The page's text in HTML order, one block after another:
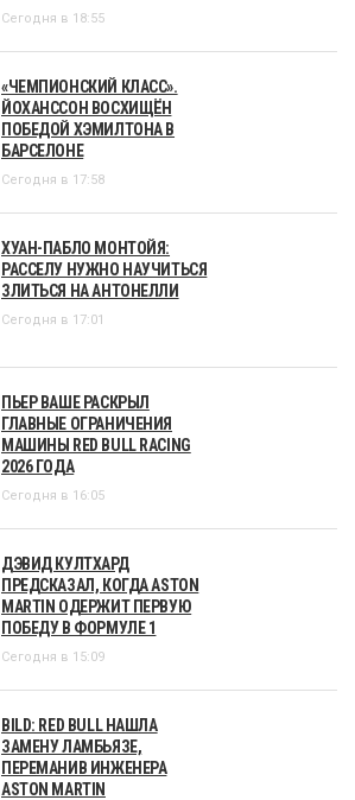
Сегодня в 18:55
«ЧЕМПИОНСКИЙ КЛАСС».
ЙОХАНССОН ВОСХИЩЁН
ПОБЕДОЙ ХЭМИЛТОНА В
БАРСЕЛОНЕ
Сегодня в 17:58
ХУАН-ПАБЛО МОНТОЙЯ:
РАССЕЛУ НУЖНО НАУЧИТЬСЯ
ЗЛИТЬСЯ НА АНТОНЕЛЛИ
Сегодня в 17:01
ПЬЕР ВАШЕ РАСКРЫЛ
ГЛАВНЫЕ ОГРАНИЧЕНИЯ
МАШИНЫ RED BULL RACING
2026 ГОДА
Сегодня в 16:05
ДЭВИД КУЛТХАРД
ПРЕДСКАЗАЛ, КОГДА ASTON
MARTIN ОДЕРЖИТ ПЕРВУЮ
ПОБЕДУ В ФОРМУЛЕ 1
Сегодня в 15:09
BILD: RED BULL НАШЛА
ЗАМЕНУ ЛАМБЬЯЗЕ,
ПЕРЕМАНИВ ИНЖЕНЕРА
ASTON MARTIN